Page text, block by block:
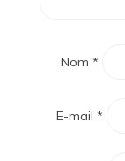
Nom *
E-mail *